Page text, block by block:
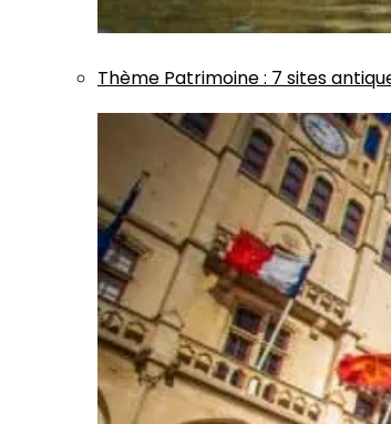
Thème Patrimoine: 7 sites